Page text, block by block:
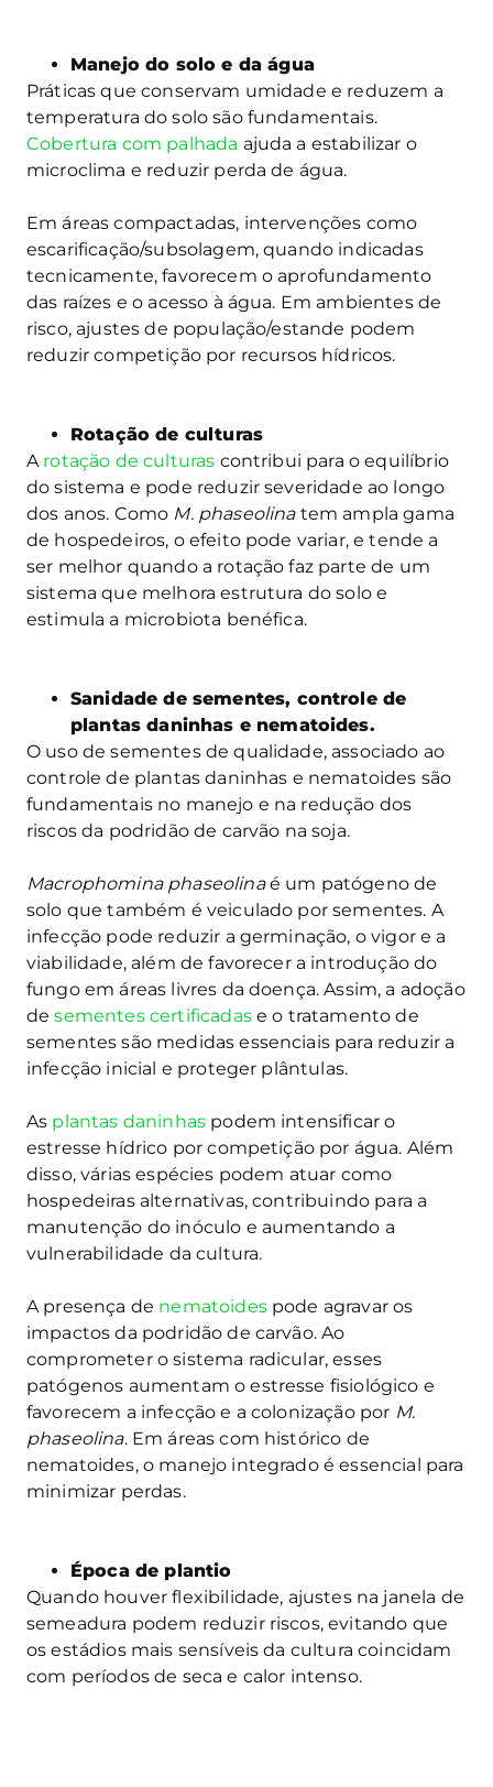
Manejo do solo e da água
Práticas que conservam umidade e reduzem a
temperatura do solo são fundamentais.
Cobertura com palhada ajuda a estabilizar o
microclima e reduzir perda de água.
Em áreas compactadas, intervenções como
escarificação/subsolagem, quando indicadas
tecnicamente, favorecem o aprofundamento
das raízes e o acesso à água. Em ambientes de
risco, ajustes de população/estande podem
reduzir competição por recursos hídricos.
Rotação de culturas
A rotação de culturas contribui para o equilíbrio
do sistema e pode reduzir severidade ao longo
dos anos. Como M. phaseolinatem ampla gama
de hospedeiros, o efeito pode variar, e tende a
ser melhor quando a rotação faz parte de um
sistema que melhora estrutura do solo e
estimula a microbiota benéfica.
Sanidade de sementes, controle de
plantas daninhas e nematoides.
O uso de sementes de qualidade, associado ao
controle de plantas daninhas e nematoides são
fundamentais no manejo e na redução dos
riscos da podridão de carvão na soja.
Macrophomina phaseolinaé um patógeno de
solo que também é veiculado por sementes. A
infecção pode reduzir a germinação, o vigor e a
viabilidade, além de favorecer a introdução do
fungo em áreas livres da doença. Assim, a adoção
desementes certificadase o tratamento de
sementes são medidas essenciais para reduzir a
infecção inicial e proteger plântulas.
As plantas daninhas podem intensificar o
estresse hídrico por competição por água. Além
disso, várias espécies podem atuar como
hospedeiras alternativas, contribuindo para a
manutenção do inóculo e aumentando a
vulnerabilidade da cultura.
A presença de nematoidespode agravar os
impactos da podridão de carvão. Ao
comprometer o sistema radicular, esses
patógenos aumentam o estresse fisiológico e
favorecem a infecção e a colonização por M.
phaseolina. Em áreas com histórico de
nematoides, o manejo integrado é essencial para
minimizar perdas.
Época de plantio
Quando houver flexibilidade, ajustes na janela de
semeadura podem reduzir riscos, evitando que
os estádios mais sensíveis da cultura coincidam
com períodos de seca e calor intenso.